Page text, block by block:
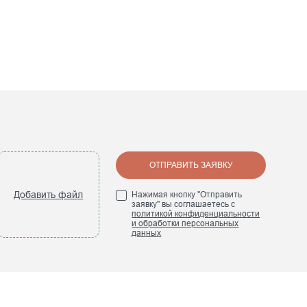
Добавить файл
ОТПРАВИТЬ ЗАЯВКУ
Нажимая кнопку "Отправить
заявку" вы соглашаетесь с
политикой конфиденциальности
и обработки персональных
данных